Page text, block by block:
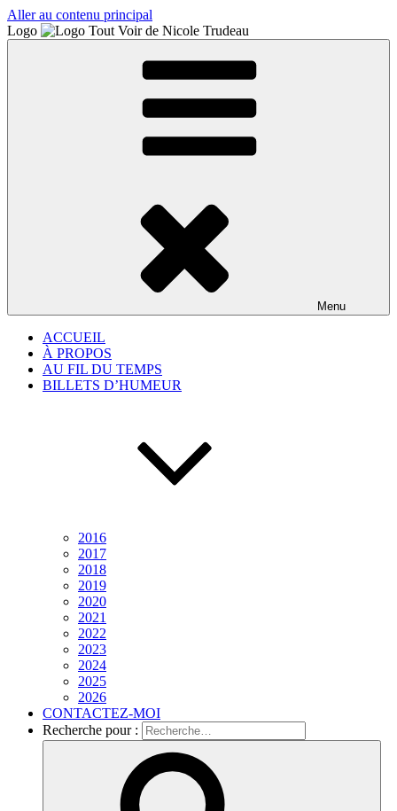
Aller au contenu principal
Logo
Menu
ACCUEIL
À PROPOS
AU FIL DU TEMPS
BILLETS D’HUMEUR
2016
2017
2018
2019
2020
2021
2022
2023
2024
2025
2026
CONTACTEZ-MOI
Recherche pour :